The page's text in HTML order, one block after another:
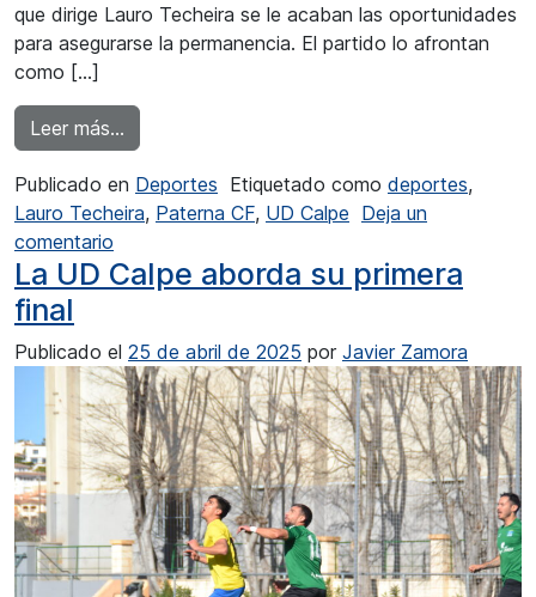
que dirige Lauro Techeira se le acaban las oportunidades
para asegurarse la permanencia. El partido lo afrontan
como […]
Leer más…
Publicado en Deportes Etiquetado como deportes,
Lauro Techeira, Paterna CF, UD Calpe Deja un
comentario
La UD Calpe aborda su primera
final
Publicado el 25 de abril de 2025 por Javier Zamora